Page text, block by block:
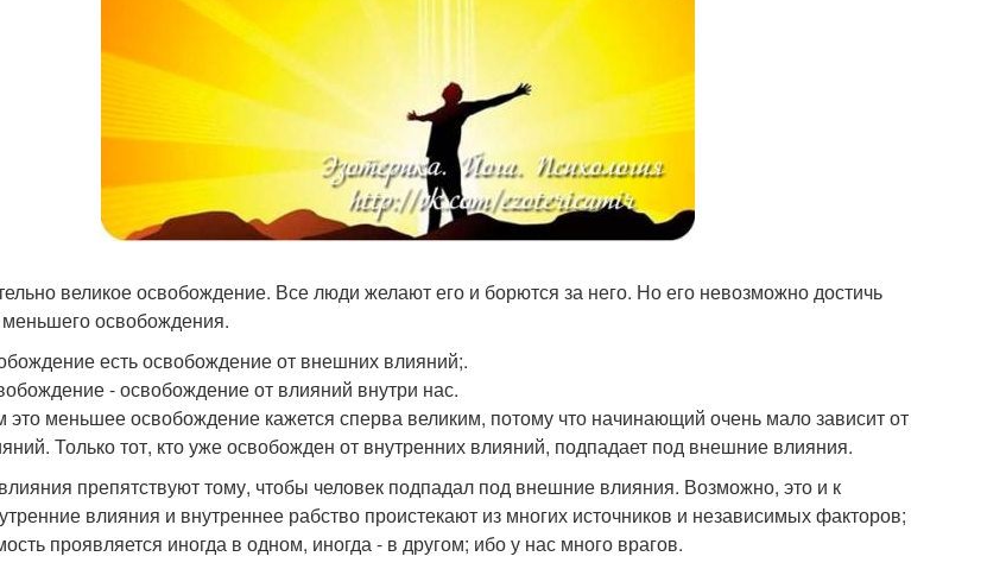
великое освобождение. Все люди желают его и борются за него. Но его невозможно достичь
меньшего освобождения.
есть освобождение от внешних влияний;.
- освобождение от влияний внутри нас.
меньшее освобождение кажется сперва великим, потому что начинающий очень мало зависит от
Только тот, кто уже освобожден от внутренних влияний, подпадает под внешние влияния.
препятствуют тому, чтобы человек подпадал под внешние влияния. Возможно, это и к
влияния и внутреннее рабство проистекают из многих источников и независимых факторов;
проявляется иногда в одном, иногда - в другом; ибо у нас много врагов.